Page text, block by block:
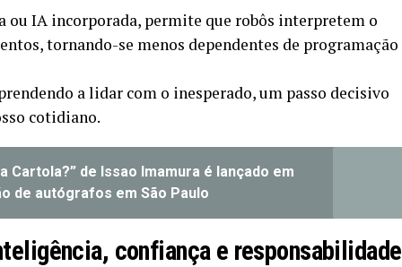
ou IA incorporada, permite que robôs interpretem o
tornando-se menos dependentes de programação
a lidar com o inesperado, um passo decisivo
cotidiano.
Cartola?” de Issao Imamura é lançado em
de autógrafos em São Paulo
confiança e responsabilidade